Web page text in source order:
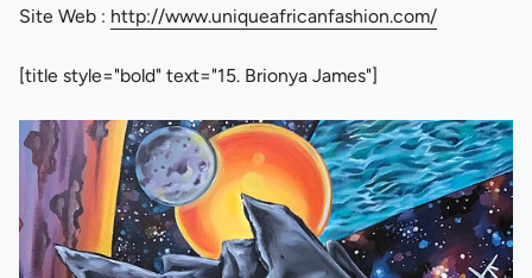
Site Web : http://www.uniqueafricanfashion.com/
[title style="bold" text="15. Brionya James"]